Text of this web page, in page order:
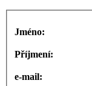
Jméno:
Příjmení:
e-mail: